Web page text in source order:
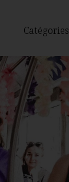
Catégories